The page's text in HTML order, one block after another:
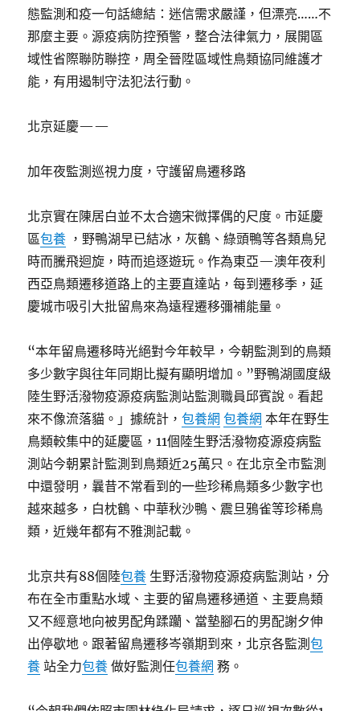
態監測和疫一句話總結：迷信需求嚴謹，但漂亮……不
那麼主要。源疫病防控預警，整合法律氣力，展開區
域性省際聯防聯控，周全晉陞區域性鳥類協同維護才
能，有用遏制守法犯法行動。
北京延慶——
加年夜監測巡視力度，守護留鳥遷移路
北京實在陳居白並不太合適宋微擇偶的尺度。市延慶
區包養 ，野鴨湖早已結冰，灰鶴、綠頭鴨等各類鳥兒
時而騰飛迴旋，時而追逐遊玩。作為東亞—澳年夜利
西亞鳥類遷移道路上的主要直達站，每到遷移季，延
慶城市吸引大批留鳥來為遠程遷移彌補能量。
“本年留鳥遷移時光絕對今年較早，今朝監測到的鳥類
多少數字與往年同期比擬有顯明增加。”野鴨湖國度級
陸生野活潑物疫源疫病監測站監測職員邱賓說。看起
來不像流落貓。」據統計，包養網 包養網 本年在野生
鳥類較集中的延慶區，11個陸生野活潑物疫源疫病監
測站今朝累計監測到鳥類近25萬只。在北京全市監測
中還發明，曩昔不常看到的一些珍稀鳥類多少數字也
越來越多，白枕鶴、中華秋沙鴨、震旦鴉雀等珍稀鳥
類，近幾年都有不雅測記載。
北京共有88個陸包養 生野活潑物疫源疫病監測站，分
布在全市重點水域、主要的留鳥遷移通道、主要鳥類
又不經意地向被男配角蹂躪、當墊腳石的男配謝夕伸
出停歇地。跟著留鳥遷移岑嶺期到來，北京各監測包
養 站全力包養 做好監測任包養網 務。